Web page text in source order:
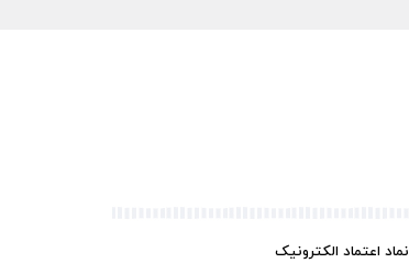
نماد اعتماد الکترونیک